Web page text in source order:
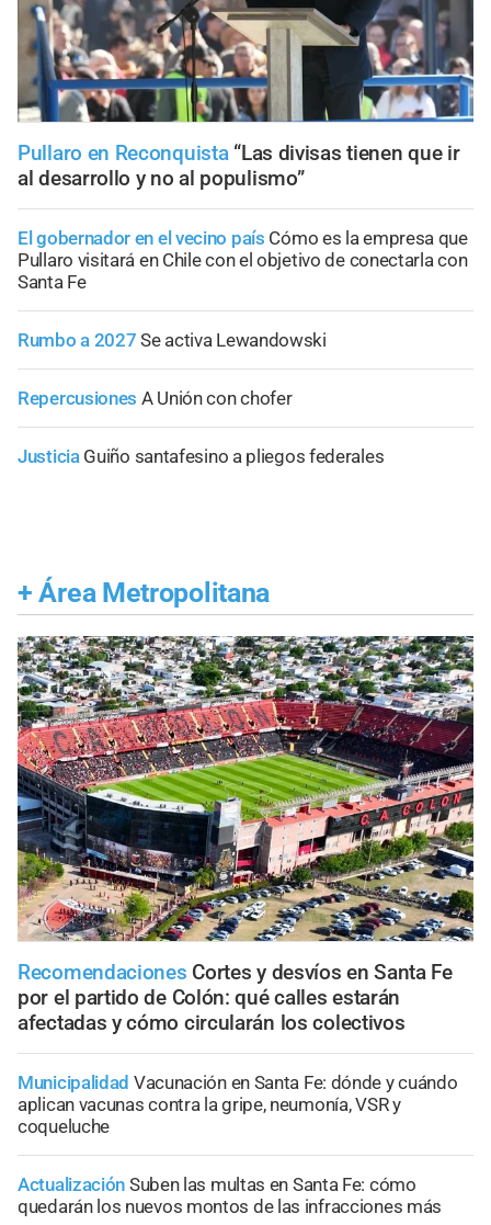
Pullaro en Reconquista “Las divisas tienen que ir
al desarrollo y no al populismo”
El gobernador en el vecino país Cómo es la empresa que
Pullaro visitará en Chile con el objetivo de conectarla con
Santa Fe
Rumbo a 2027 Se activa Lewandowski
Repercusiones A Unión con chofer
Justicia Guiño santafesino a pliegos federales
+ Área Metropolitana
Recomendaciones Cortes y desvíos en Santa Fe
por el partido de Colón: qué calles estarán
afectadas y cómo circularán los colectivos
Municipalidad Vacunación en Santa Fe: dónde y cuándo
aplican vacunas contra la gripe, neumonía, VSR y
coqueluche
Actualización Suben las multas en Santa Fe: cómo
quedarán los nuevos montos de las infracciones más